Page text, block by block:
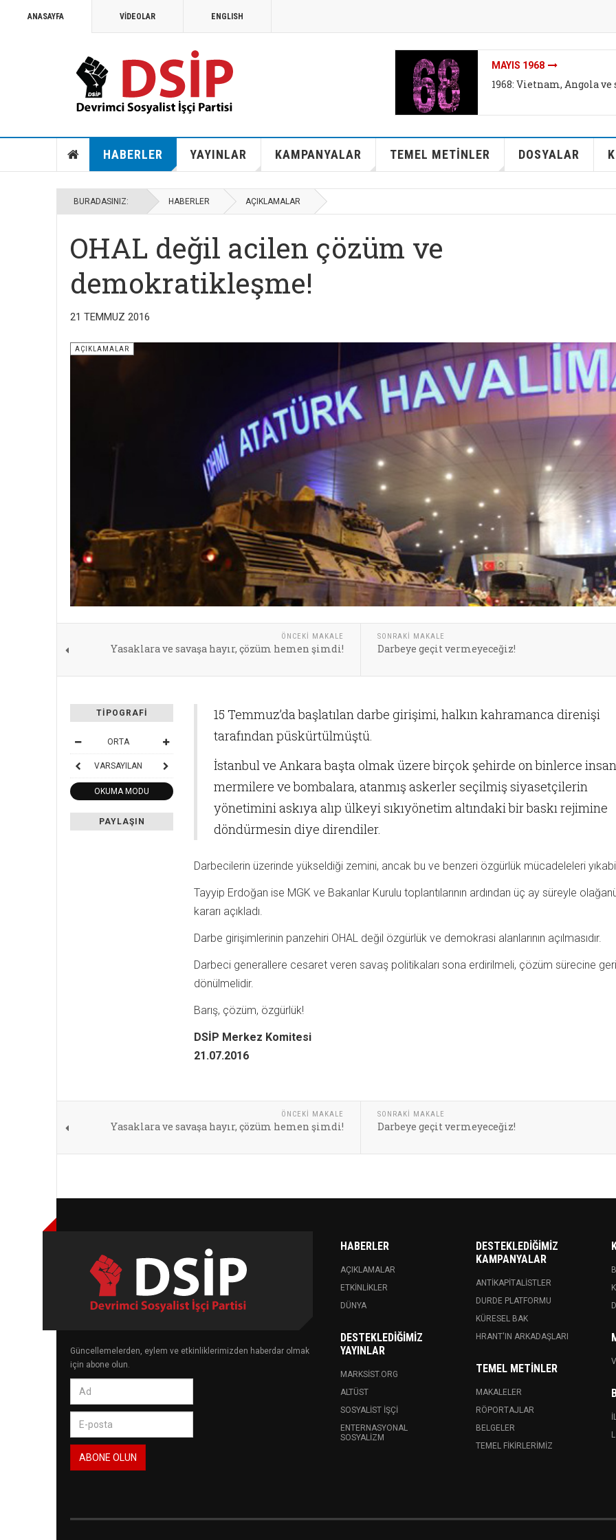
ANASAYFA VİDEOLAR ENGLISH
MAYIS 1968
1968: Vietnam, Angola ve
HABERLER YAYINLAR KAMPANYALAR TEMEL METİNLER DOSYALAR
BURADASINIZ: HABERLER AÇIKLAMALAR
OHAL değil acilen çözüm ve
demokratikleşme!
21 TEMMUZ 2016
AÇIKLAMALAR
ÖNCEKI MAKALE
Yasaklara ve savaşa hayır, çözüm hemen şimdi!
SONRAKI MAKALE
Darbeye geçit vermeyeceğiz!
TIPOGRAFI
ORTA
VARSAYILAN
OKUMA MODU
PAYLAŞIN
15 Temmuz’da başlatılan darbe girişimi, halkın kahramanca direnişi
tarafından püskürtülmüştü.
İstanbul ve Ankara başta olmak üzere birçok şehirde on binlerce
mermilere ve bombalara, atanmış askerler seçilmiş siyasetçilerin
yönetimini askıya alıp ülkeyi sıkıyönetim altındaki bir baskı rejimine
döndürmesin diye direndiler.
Darbecilerin üzerinde yükseldiği zemini, ancak bu ve benzeri özgürlük mücadeleleri
Tayyip Erdoğan ise MGK ve Bakanlar Kurulu toplantılarının ardından üç ay süreyle
kararı açıkladı.
Darbe girişimlerinin panzehiri OHAL değil özgürlük ve demokrasi alanlarının açılmasıdır.
​Darbeci generaller​e​ cesaret veren savaş politikaları sona erdirilmeli, çözüm sürecine geri
dönülmelidir.
Barış, çözüm, özgürlük!
DSİP Merkez Komitesi
21.07.2016
ÖNCEKI MAKALE
Yasaklara ve savaşa hayır, çözüm hemen şimdi!
SONRAKI MAKALE
Darbeye geçit vermeyeceğiz!
Güncellemelerden, eylem ve etkinliklerimizden haberdar olmak
için abone olun.
HABERLER
AÇIKLAMALAR
ETKINLIKLER
DÜNYA
DESTEKLEDIĞIMIZ
YAYINLAR
MARKSIST.ORG
ALTÜST
SOSYALIST İŞÇI
ENTERNASYONAL
SOSYALIZM
DESTEKLEDIĞIMIZ
KAMPANYALAR
ANTIKAPITALISTLER
DURDE PLATFORMU
KÜRESEL BAK
HRANT'IN ARKADAŞLARI
TEMEL METINLER
MAKALELER
RÖPORTAJLAR
BELGELER
TEMEL FIKIRLERIMIZ